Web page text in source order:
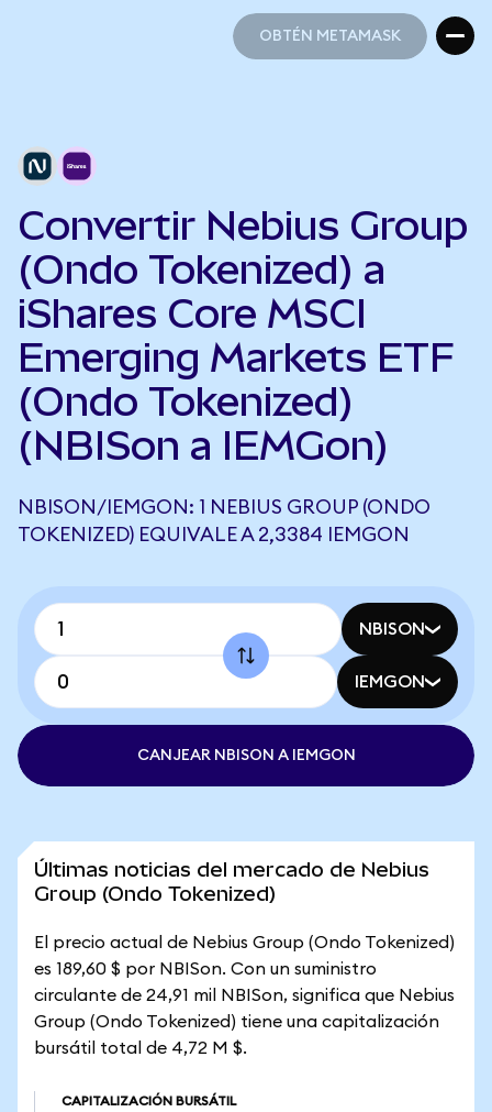
OBTÉN METAMASK
Convertir Nebius Group
(Ondo Tokenized) a
iShares Core MSCI
Emerging Markets ETF
(Ondo Tokenized)
(NBISon a IEMGon)
NBISON/IEMGON: 1 NEBIUS GROUP (ONDO
TOKENIZED) EQUIVALE A 2,3384 IEMGON
NBISON
IEMGON
CANJEAR NBISON A IEMGON
Últimas noticias del mercado de Nebius
Group (Ondo Tokenized)
El precio actual de Nebius Group (Ondo Tokenized)
es 189,60 $ por NBISon. Con un suministro
circulante de 24,91 mil NBISon, significa que Nebius
Group (Ondo Tokenized) tiene una capitalización
bursátil total de 4,72 M $.
CAPITALIZACIÓN BURSÁTIL